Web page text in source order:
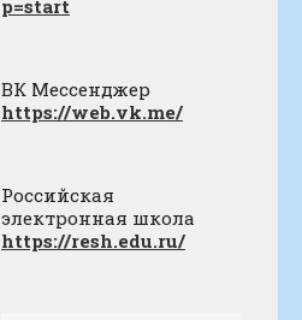
p=start
ВК Мессенджер
https://web.vk.me/
Российская
электронная школа
https://resh.edu.ru/